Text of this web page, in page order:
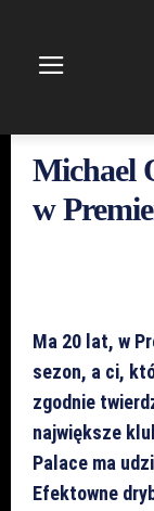
Michael
w
Ma 20 lat, w
sezon, a ci,
zgodnie
największe
Palace ma
Efektowne